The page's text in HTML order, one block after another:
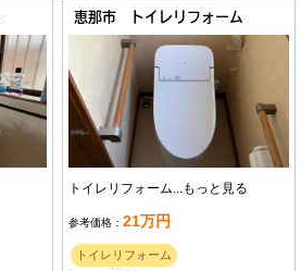
恵那市 トイレリフォーム
トイレリフォーム...もっと見る
参考価格：21万円
トイレリフォーム